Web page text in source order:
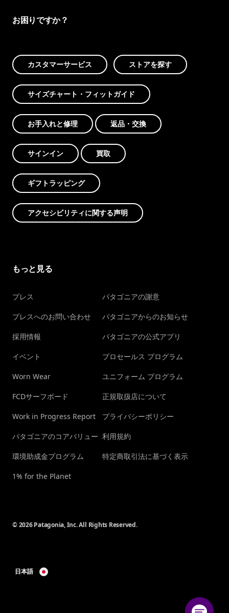
お困りですか？
カスタマーサービス ストアを探す
サイズチャート・フィットガイド
お手入れと修理 返品・交換
サインイン 買取
ギフトラッピング
アクセシビリティに関する声明
もっと見る
プレス
プレスへのお問い合わせ
採用情報
イベント
Worn Wear
FCDサーフボード
Work in Progress Report
パタゴニアのコアバリュー
環境助成金プログラム
1% for the Planet
パタゴニアの謝意
パタゴニアからのお知らせ
パタゴニアの公式アプリ
プロセールス プログラム
ユニフォーム プログラム
正規取扱店について
プライバシーポリシー
利用規約
特定商取引法に基づく表示
© 2026 Patagonia, Inc. All Rights Reserved.
日本語